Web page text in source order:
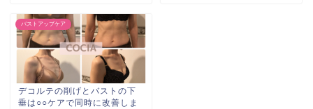
バストアップケア
デコルテの削げとバストの下
垂は○○ケアで同時に改善しま